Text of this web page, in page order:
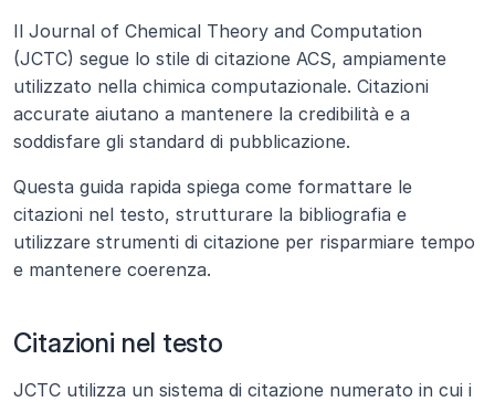
Il Journal of Chemical Theory and Computation
(JCTC) segue lo stile di citazione ACS, ampiamente
utilizzato nella chimica computazionale. Citazioni
accurate aiutano a mantenere la credibilità e a
soddisfare gli standard di pubblicazione.
Questa guida rapida spiega come formattare le
citazioni nel testo, strutturare la bibliografia e
utilizzare strumenti di citazione per risparmiare tempo
e mantenere coerenza.
Citazioni nel testo
JCTC utilizza un sistema di citazione numerato in cui i